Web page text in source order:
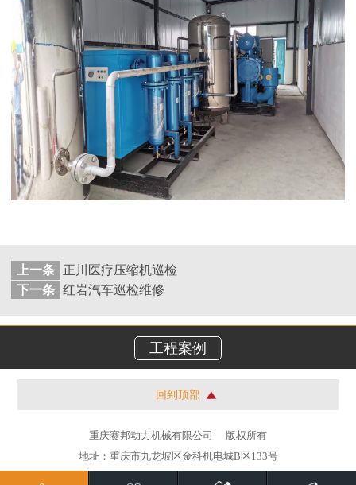
上一条
正川医疗压缩机巡检
下一条 红岩汽车巡检维修
工程案例
回到顶部
重庆赛邦动力机械有限公司
版权所有
地址：重庆市九龙坡区金科机电城B区133号